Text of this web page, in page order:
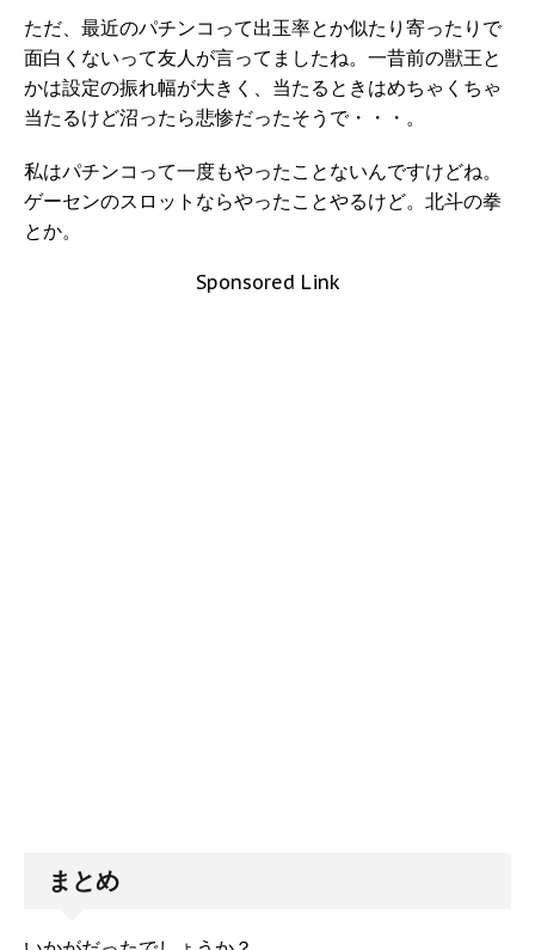
ただ、最近のパチンコって出玉率とか似たり寄ったりで
面白くないって友人が言ってましたね。一昔前の獣王と
かは設定の振れ幅が大きく、当たるときはめちゃくちゃ
当たるけど沼ったら悲惨だったそうで・・・。
私はパチンコって一度もやったことないんですけどね。
ゲーセンのスロットならやったことやるけど。北斗の拳
とか。
Sponsored Link
まとめ